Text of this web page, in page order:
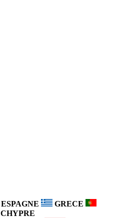
ESPAGNE
GRECE
CHYPRE